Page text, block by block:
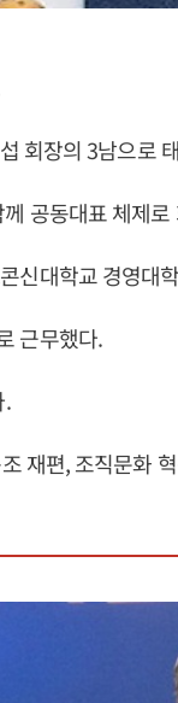
회장의 3남으로
공동대표 체제
신대학교 경영대
근무했다.
.
재편, 조직문화